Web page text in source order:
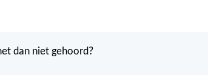
dan niet gehoord?